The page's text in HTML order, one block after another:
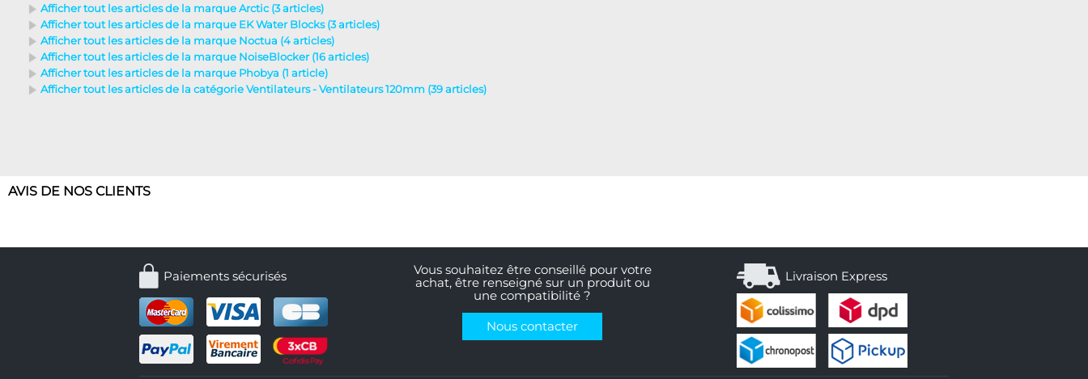
Afficher tout les articles de la marque Arctic (3 articles)
Afficher tout les articles de la marque EK Water Blocks (3 articles)
Afficher tout les articles de la marque Noctua (4 articles)
Afficher tout les articles de la marque NoiseBlocker (16 articles)
Afficher tout les articles de la marque Phobya (1 article)
Afficher tout les articles de la catégorie Ventilateurs - Ventilateurs 120mm (39 articles)
AVIS DE NOS CLIENTS
Paiements sécurisés
Vous souhaitez être conseillé pour votre
achat, être renseigné sur un produit ou
une compatibilité ?
Nous contacter
Livraison Express